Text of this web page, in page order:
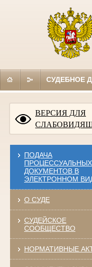
СУДЕБНОЕ
ВЕРСИЯ ДЛЯ
ПОДАЧА
ПРОЦЕССУАЛЬНЫХ
ДОКУМЕНТОВ В
ЭЛЕКТРОННОМ
О СУДЕ
СУДЕЙСКОЕ
СООБЩЕСТВО
НОРМАТИВНЫЕ